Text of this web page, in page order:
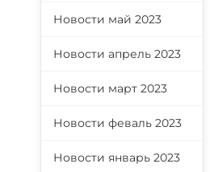
Новости май 2023
Новости апрель 2023
Новости март 2023
Новости феваль 2023
Новости январь 2023